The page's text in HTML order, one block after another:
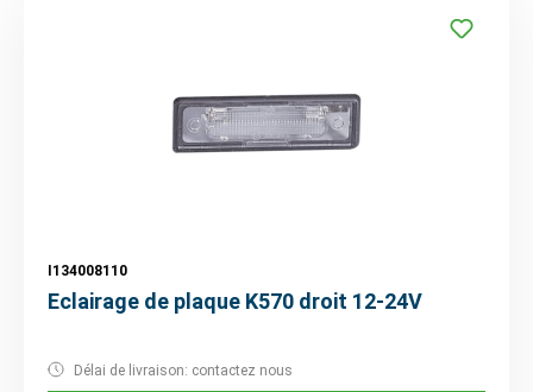
I134008110
Eclairage de plaque K570 droit 12-24V
Délai de livraison: contactez nous